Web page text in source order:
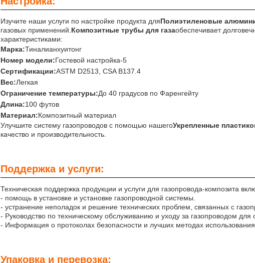
Изучите наши услуги по настройке продукта дляПолиэтиленовые
газовых применений. Композитные трубы для газаобеспечивает
характеристиками:
Марка:Тиналианхуитонг
Номер модели:Гостевой настройка-5
Сертификации:ASTM D2513, CSA B137.4
Вес:Легкая
Ограничение температуры:До 40 градусов по Фаренгейту
Длина:100 футов
Материал:Композитный материал
Улучшите систему газопроводов с помощью нашегоУкрепленные
качество и производительность.
Поддержка и услуги:
Техническая поддержка продукции и услуги для газопровода-композита
- помощь в установке и установке газопроводной системы.
- устранение неполадок и решение технических проблем, связанных с
- Руководство по техническому обслуживанию и уходу за газопроводом
- Информация о протоколах безопасности и лучших методах
Упаковка и перевозка: